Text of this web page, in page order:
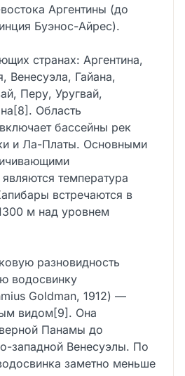
Аргентины (до
Буэнос-Айрес).
странах: Аргентина,
Венесуэла, Гайана,
Перу, Уругвай,
Область
бассейны рек
и Ла-Платы. Основными
температура
встречаются в
м над уровнем
разновидность
водосвинку
Goldman, 1912) —
видом[9]. Она
Панамы до
западной Венесуэлы. По
заметно меньше